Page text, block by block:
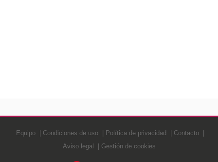
Equipo Condiciones de uso Política de privacidad
Contacto
Aviso legal
Gestión de cookies